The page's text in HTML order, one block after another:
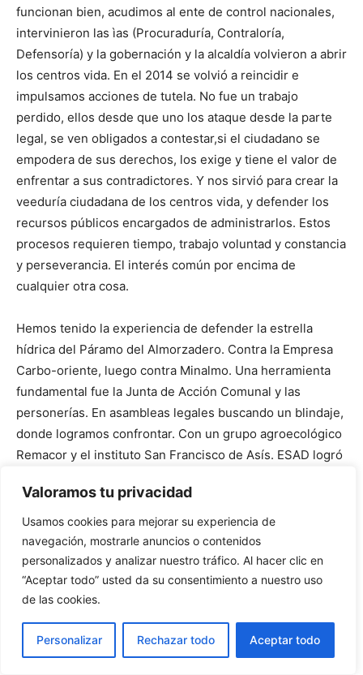
Valoramos tu privacidad
Usamos cookies para mejorar su experiencia de
navegación, mostrarle anuncios o contenidos
personalizados y analizar nuestro tráfico. Al hacer clic en
“Aceptar todo” usted da su consentimiento a nuestro uso
de las cookies.
Personalizar Rechazar todo Aceptar todo
funcionan bien, acudimos al ente de control nacionales,
intervinieron las ìas (Procuraduría, Contraloría,
Defensoría) y la gobernación y la alcaldía volvieron a abrir
los centros vida. En el 2014 se volvió a reincidir e
impulsamos acciones de tutela. No fue un trabajo
perdido, ellos desde que uno los ataque desde la parte
legal, se ven obligados a contestar,si el ciudadano se
empodera de sus derechos, los exige y tiene el valor de
enfrentar a sus contradictores. Y nos sirvió para crear la
veeduría ciudadana de los centros vida, y defender los
recursos públicos encargados de administrarlos. Estos
procesos requieren tiempo, trabajo voluntad y constancia
y perseverancia. El interés común por encima de
cualquier otra cosa.
Hemos tenido la experiencia de defender la estrella
hídrica del Páramo del Almorzadero. Contra la Empresa
Carbo-oriente, luego contra Minalmo. Una herramienta
fundamental fue la Junta de Acción Comunal y las
personerías. En asambleas legales buscando un blindaje,
donde logramos confrontar. Con un grupo agroecológico
Remacor y el instituto San Francisco de Asís. ESAD logró
vigente y reglamentada. Logramos hacer un cabildo
abierto con el lema:? No queremos otro Cerrejón en
Colombia??. Así, hoy no tenemos minería en el Páramo
del Almorzadero, pero sí tenemos 32 concesiones
mineras, que no entendemos.
Propuesta: organizarnos los dueños de finca, los
finqueros desde las comunidades y ponernos al frente de
lo que hoy es la delimitación del páramo. Apoyados en la